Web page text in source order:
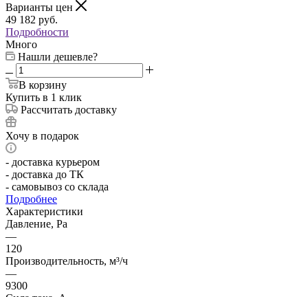
Варианты цен
49 182 руб.
Подробности
Много
Нашли дешевле?
В корзину
Купить в 1 клик
Рассчитать доставку
Хочу в подарок
- доставка курьером
- доставка до ТК
- самовывоз со склада
Подробнее
Характеристики
Давление, Pa
—
120
Производительность, м³/ч
—
9300